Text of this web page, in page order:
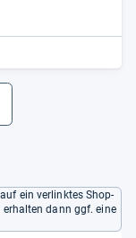
ein verlinktes Shop-
dann ggf. eine